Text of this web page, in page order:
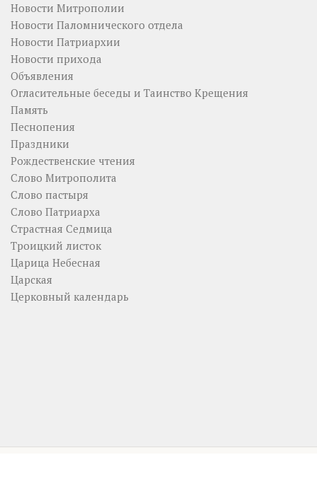
Новости Митрополии
Новости Паломнического отдела
Новости Патриархии
Новости прихода
Объявления
Огласительные беседы и Таинство Крещения
Память
Песнопения
Праздники
Рождественские чтения
Слово Митрополита
Слово пастыря
Слово Патриарха
Страстная Седмица
Троицкий листок
Царица Небесная
Царская
Церковный календарь